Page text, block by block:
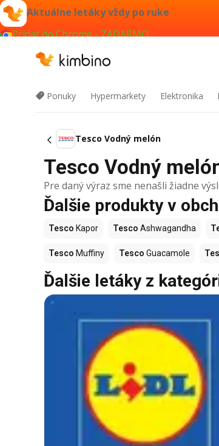
Aktuálne letáky vždy po ruke
Pridať do Chrome - ZADARMO
Ponuky Hypermarkety Elektronika
Tesco Vodný melón
Tesco Vodný
Pre daný výraz sme nenašli žiadne
Ďalšie produkty v
Tesco Kapor Tesco Ashwagandha
Tesco Muffiny Tesco Guacamole
Ďalšie letáky z